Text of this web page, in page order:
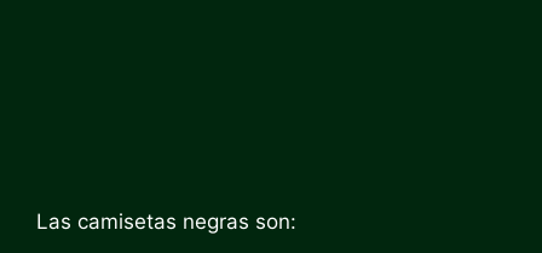
Las camisetas negras son: